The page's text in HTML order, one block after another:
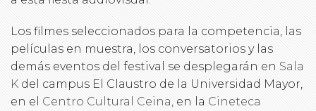
Los filmes seleccionados para la competencia, las
películas en muestra, los conversatorios y las
demás eventos del festival se desplegarán en Sala
K del campus El Claustro de la Universidad Mayor,
en el Centro Cultural Ceina, en la Cineteca